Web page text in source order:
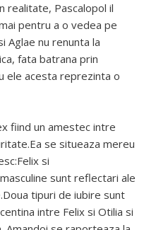
realitate, Pascalopol il
pentru a o vedea pe
Aglae nu renunta la
fata batrana prin
ele acesta reprezinta o
fiind un amestec intre
se situeaza mereu
si
sunt reflectari ale
tipuri de iubire sunt
intre Felix si Otilia si